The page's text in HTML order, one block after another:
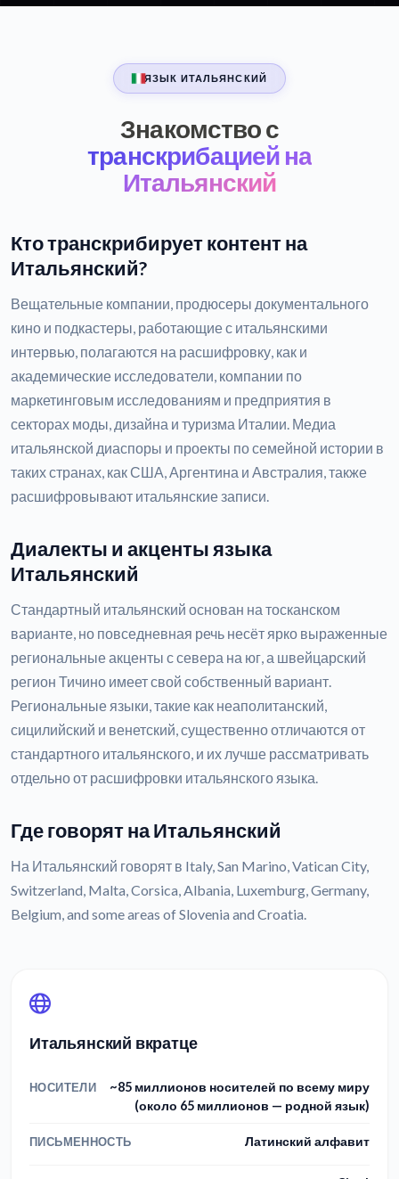
ЯЗЫК ИТАЛЬЯНСКИЙ
Знакомство с
транскрибацией на
Итальянский
Кто транскрибирует контент на
Итальянский?
Вещательные компании, продюсеры документального
кино и подкастеры, работающие с итальянскими
интервью, полагаются на расшифровку, как и
академические исследователи, компании по
маркетинговым исследованиям и предприятия в
секторах моды, дизайна и туризма Италии. Медиа
итальянской диаспоры и проекты по семейной истории в
таких странах, как США, Аргентина и Австралия, также
расшифровывают итальянские записи.
Диалекты и акценты языка
Итальянский
Стандартный итальянский основан на тосканском
варианте, но повседневная речь несёт ярко выраженные
региональные акценты с севера на юг, а швейцарский
регион Тичино имеет свой собственный вариант.
Региональные языки, такие как неаполитанский,
сицилийский и венетский, существенно отличаются от
стандартного итальянского, и их лучше рассматривать
отдельно от расшифровки итальянского языка.
Где говорят на Итальянский
На Итальянский говорят в Italy, San Marino, Vatican City,
Switzerland, Malta, Corsica, Albania, Luxemburg, Germany,
Belgium, and some areas of Slovenia and Croatia.
Итальянский вкратце
НОСИТЕЛИ
~85 миллионов носителей по всему миру
(около 65 миллионов — родной язык)
ПИСЬМЕННОСТЬ Латинский алфавит